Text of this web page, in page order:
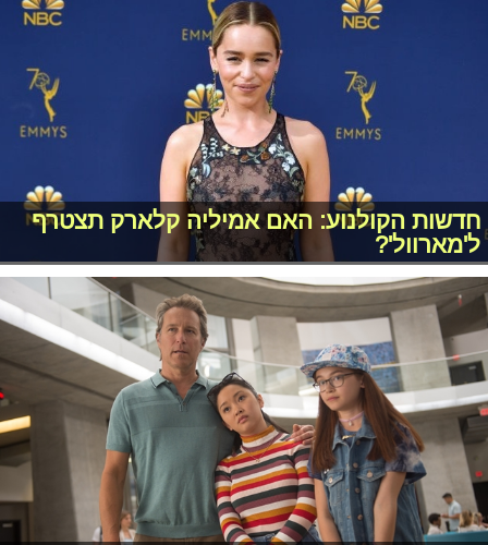
חדשות הקולנוע: האם אמיליה קלארק תצטרף
ל'מארוול'?